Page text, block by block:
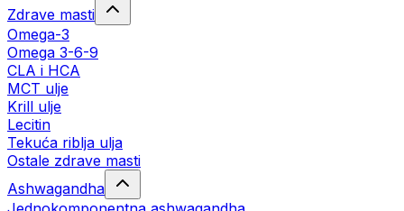
Zdrave masti
Omega-3
Omega 3-6-9
CLA i HCA
MCT ulje
Krill ulje
Lecitin
Tekuća riblja ulja
Ostale zdrave masti
Ashwagandha